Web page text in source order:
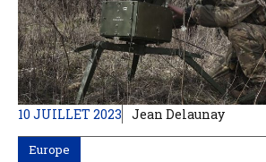
10 JUILLET 2023 Jean Delaunay
Europe